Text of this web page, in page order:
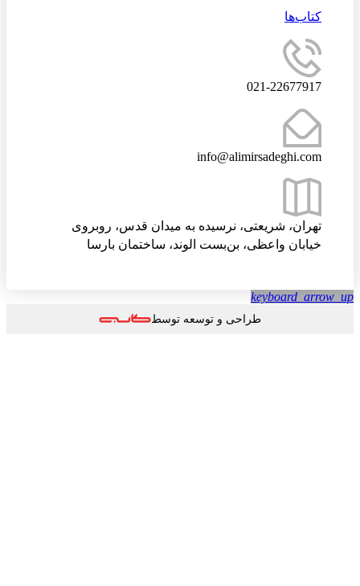
کتاب‌ها
021-22677917
info@alimirsadeghi.com
تهران، شریعتی، نرسیده به میدان قدس، روبروی
خیابان واعظی، بن‌بست الوند، ساختمان بارسا
طراحی و توسعه توسط